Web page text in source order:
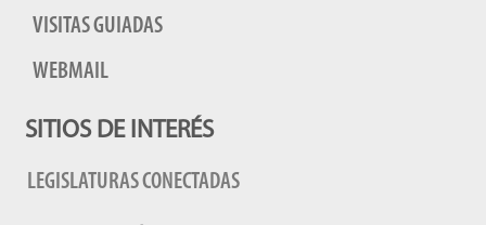
VISITAS GUIADAS
WEBMAIL
SITIOS DE INTERÉS
LEGISLATURAS CONECTADAS